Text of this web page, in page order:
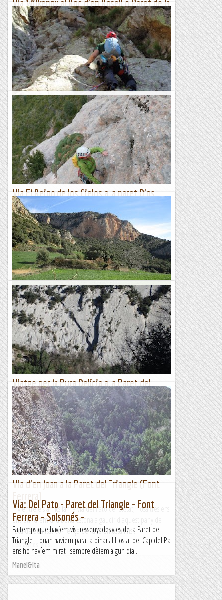
Via Wilkenny al Roc d'en Rosell o Paret de la
Ruïra
Avui em fet la primera repetició d'aquesta nova via. Quins
cullons i que valents que son per obrir aquests 300 metres a
ple estiu amb la que ens cau a sobre....
Les altres vies...
Via Xustiyou a la paret de la Ruïra
Desde fa mes de 30 anys que hi pujo per la pista de Fontalba
a fer ski de muntanya o a escalar a la Dent d'en Rosell
sempre em fixava en aquesta paret i no entenia com no hi...
Les altres vies...
Via El Reino de los Cielos a la paret D'os
Güeis
Al famós Castell de Loarre es va filmar el 2005 la pelicula "El
reino de los cielos". Nom que dona titol aquesta bonica i
tranquila vieta.Nosaltres com som per la...
Les altres vies...
Itziar a la Paret del Temps.
Després de la tempesta ve la calma i, després de la mona ve
el mono. Així, que amb reserves suficients per passar una
setmana, he anat a la tranquila paret del Temps a...
Romàntic Guerrer
Viatge per la Pura Delícia a la Paret del
Devessó.
Qui més, qui menys, segur que aquests dies ha fet, està fent
o farà algun viatge. Jo també. He fet el Viatge per la Pura
Delícia a Malanyeu, que després de les darreres...
Romàntic Guerrer
Via d'en Joan a la Paret del Triangle (Font
Mentre els amics fan la via del Pato del costat, nosaltres ens
entretindrem una bona estona a gaudir d'aquest pany de
roca de qualitat.Comença per una entosta fins...
Les altres vies...
Via: Del Pato - Paret del Triangle - Font
Ferrera - Solsonés -
Fa temps que havíem vist ressenyades vies de la Paret del
Triangle i quan havíem parat a dinar al Hostal del Cap del Pla
ens ho havíem mirat i sempre dèiem algun dia...
Manel&Ita